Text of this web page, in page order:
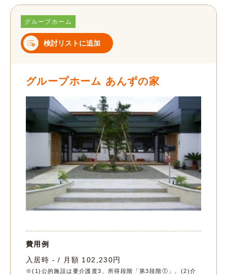
グループホーム
検討リストに追加
グループホーム あんずの家
費用例
入居時 - / 月額 102,230円
※(1)公的施設は要介護度3、所得段階「第3段階①」、(2)介